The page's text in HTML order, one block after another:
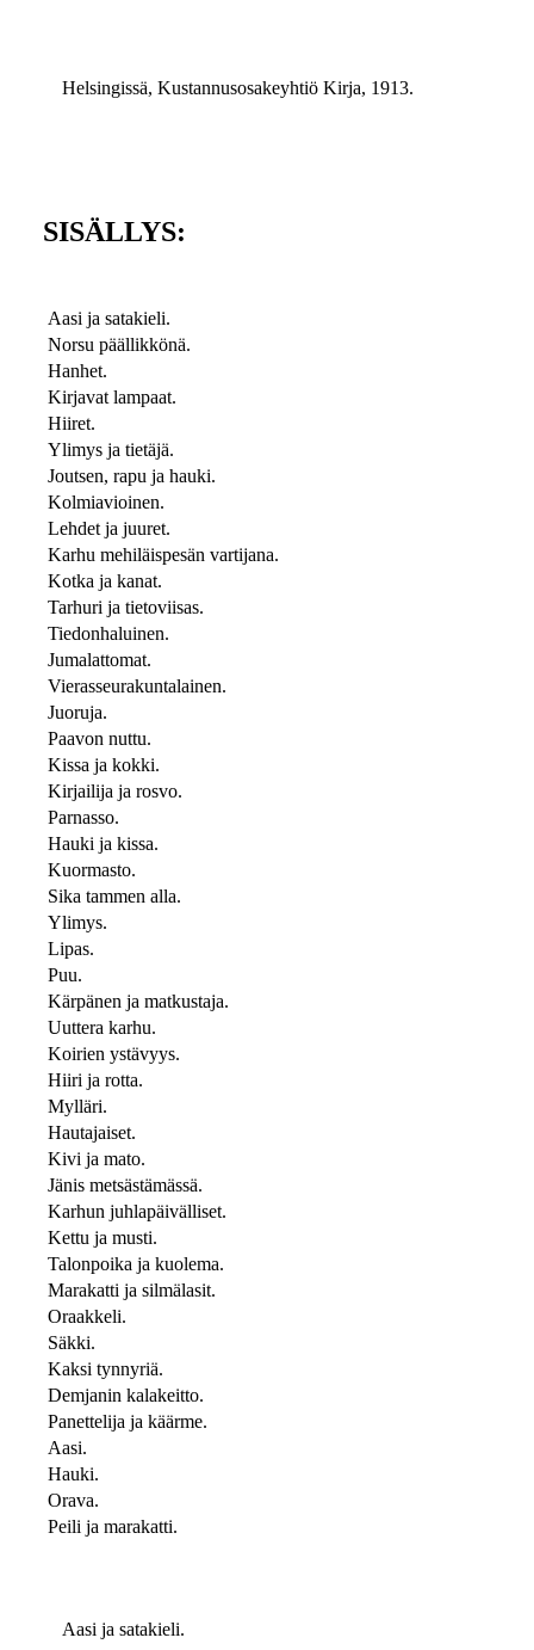
Helsingissä, Kustannusosakeyhtiö Kirja, 1913.
SISÄLLYS:
Aasi ja satakieli.
Norsu päällikkönä.
Hanhet.
Kirjavat lampaat.
Hiiret.
Ylimys ja tietäjä.
Joutsen, rapu ja hauki.
Kolmiavioinen.
Lehdet ja juuret.
Karhu mehiläispesän vartijana.
Kotka ja kanat.
Tarhuri ja tietoviisas.
Tiedonhaluinen.
Jumalattomat.
Vierasseurakuntalainen.
Juoruja.
Paavon nuttu.
Kissa ja kokki.
Kirjailija ja rosvo.
Parnasso.
Hauki ja kissa.
Kuormasto.
Sika tammen alla.
Ylimys.
Lipas.
Puu.
Kärpänen ja matkustaja.
Uuttera karhu.
Koirien ystävyys.
Hiiri ja rotta.
Mylläri.
Hautajaiset.
Kivi ja mato.
Jänis metsästämässä.
Karhun juhlapäivälliset.
Kettu ja musti.
Talonpoika ja kuolema.
Marakatti ja silmälasit.
Oraakkeli.
Säkki.
Kaksi tynnyriä.
Demjanin kalakeitto.
Panettelija ja käärme.
Aasi.
Hauki.
Orava.
Peili ja marakatti.
Aasi ja satakieli.